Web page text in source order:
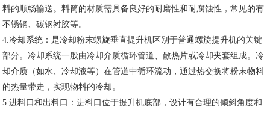
料的顺畅输送。料筒的材质需具备良好的耐磨性和耐腐蚀性，常见的有
不锈钢、碳钢衬胶等。
4.冷却系统：是冷却粉末螺旋垂直提升机区别于普通螺旋提升机的关键
部分。冷却系统一般由冷却介质循环管道、散热片或冷却夹套组成。冷
却介质（如水、冷却液等）在管道中循环流动，通过热交换将粉末物料
的热量带走，实现物料的冷却。
5.进料口和出料口：进料口位于提升机底部，设计有合理的倾斜角度和